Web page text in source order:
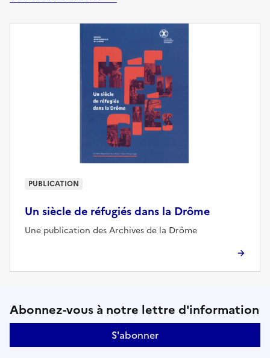
Un siècle de réfugiés dans la Drôme
Une publication des Archives de la Drôme
PUBLICATION
Suivez-nous sur le réseaux
Abonnez-vous à notre lettre d'information
S'abonner